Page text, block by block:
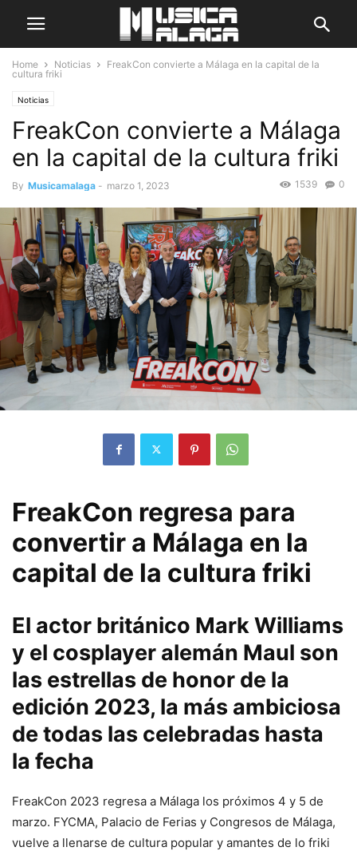
Home Noticias
FreakCon convierte a Málaga en la capital de la
cultura friki
Noticias
FreakCon convierte a Málaga
en la capital de la cultura friki
By Musicamalaga - marzo 1, 2023 0
1539
FreakCon regresa para
convertir a Málaga en la
capital de la cultura friki
El actor británico Mark Williams
y el cosplayer alemán Maul son
las estrellas de honor de la
edición 2023, la más ambiciosa
de todas las celebradas hasta
la fecha
FreakCon 2023 regresa a Málaga los próximos 4 y 5 de
marzo. FYCMA, Palacio de Ferias y Congresos de Málaga,
vuelve a llenarse de cultura popular y amantes de lo friki